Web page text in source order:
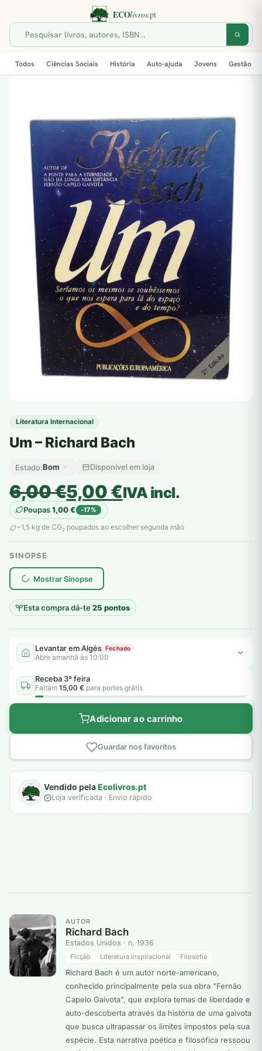
Todos Ciências Sociais História Auto-ajuda Jovens Gestão
Literatura Internacional
Um – Richard Bach
Estado:Bom Disponível em loja
6,00€
O
preço
original
era:
6,00 €.
5,00€
O
preço
atual
é:
5,00 €.
IVA incl.
Poupas1,00€ -17%
~1,5 kg de CO2 poupados ao escolher segunda mão
SINOPSE
Mostrar Sinopse
Esta compra dá-te25 pontos
plantar árvores reais
Levantar em Algés Fechado
Abre amanhã às 10:00
Receba 3ª feira
Faltam 15,00 € para portes grátis
Adicionar ao carrinho
Guardar nos favoritos
Vendido pelaEcolivros.pt
Loja verificada · Envio rápido
AUTOR
Richard Bach
Estados Unidos · n. 1936
Ficção Literatura inspiracional Filosofia
Richard Bach é um autor norte-americano,
conhecido principalmente pela sua obra "Fernão
Capelo Gaivota", que explora temas de liberdade e
auto-descoberta através da história de uma gaivota
que busca ultrapassar os limites impostos pela sua
espécie. Esta narrativa poética e filosófica ressoou